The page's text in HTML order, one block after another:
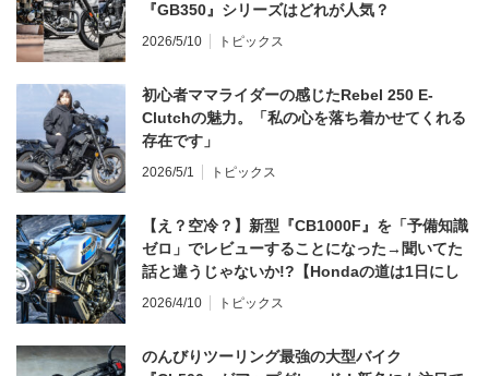
『GB350』シリーズはどれが人気？
2026/5/10 トピックス
初心者ママライダーの感じたRebel 250 E-
Clutchの魅力。「私の心を落ち着かせてくれる
存在です」
2026/5/1 トピックス
【え？空冷？】新型『CB1000F』を「予備知識
ゼロ」でレビューすることになった→聞いてた
話と違うじゃないか!?【Hondaの道は1日にし
てならず／CB1000F ①第一印象 編】
2026/4/10 トピックス
のんびりツーリング最強の大型バイク